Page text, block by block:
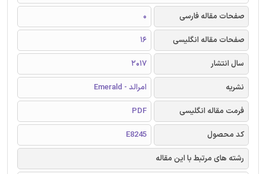
صفحات مقاله فارسی
0
صفحات مقاله انگلیسی
16
سال انتشار
2017
نشریه
امرالد - Emerald
فرمت مقاله انگلیسی
PDF
کد محصول
E8245
رشته های مرتبط با این مقاله